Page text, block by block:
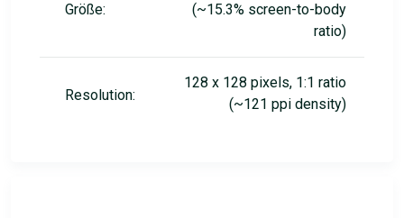
Größe:
(~15.3% screen-to-body
ratio)
Resolution:
128 x 128 pixels, 1:1 ratio
(~121 ppi density)